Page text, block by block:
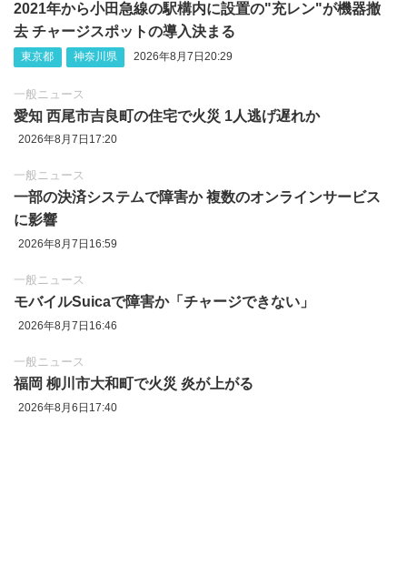
2021年から小田急線の駅構内に設置の"充レン"が機器撤
去 チャージスポットの導入決まる
東京都 神奈川県 2026年8月7日20:29
一般ニュース
愛知 西尾市吉良町の住宅で火災 1人逃げ遅れか
2026年8月7日17:20
一般ニュース
一部の決済システムで障害か 複数のオンラインサービス
に影響
2026年8月7日16:59
一般ニュース
モバイルSuicaで障害か「チャージできない」
2026年8月7日16:46
一般ニュース
福岡 柳川市大和町で火災 炎が上がる
2026年8月6日17:40